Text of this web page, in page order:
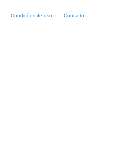
Condições de uso Contacto